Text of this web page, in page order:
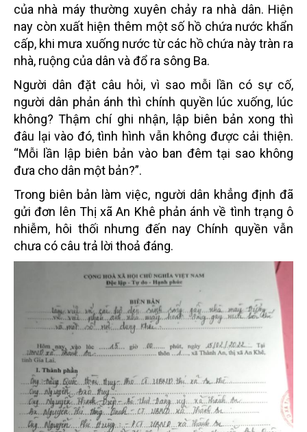
của nhà máy thường xuyên chảy ra nhà dân. Hiện
nay còn xuất hiện thêm một số hồ chứa nước khẩn
cấp, khi mưa xuống nước từ các hồ chứa này tràn ra
nhà, ruộng của dân và đổ ra sông Ba.
Người dân đặt câu hỏi, vì sao mỗi lần có sự cố,
người dân phản ánh thì chính quyền lúc xuống, lúc
không? Thậm chí ghi nhận, lập biên bản xong thì
đâu lại vào đó, tình hình vẫn không được cải thiện.
“Mỗi lần lập biên bản vào ban đêm tại sao không
đưa cho dân một bản?”.
Trong biên bản làm việc, người dân khẳng định đã
gửi đơn lên Thị xã An Khê phản ánh về tình trạng ô
nhiễm, hôi thối nhưng đến nay Chính quyền vẫn
chưa có câu trả lời thoả đáng.